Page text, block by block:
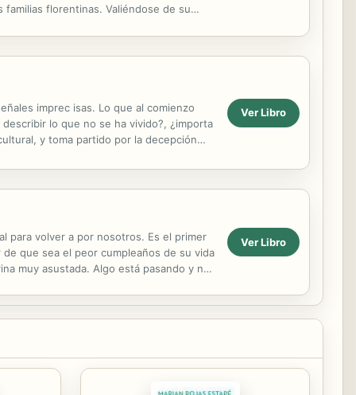
familias florentinas. Valiéndose de su
imprec isas. Lo que al comienzo
lo que no se ha vivido?, ¿importa
y toma partido por la decepción
Ver Libro
para volver a por nosotros. Es el primer
que sea el peor cumpleaños de su vida
muy asustada. Algo está pasando y no
Ver Libro